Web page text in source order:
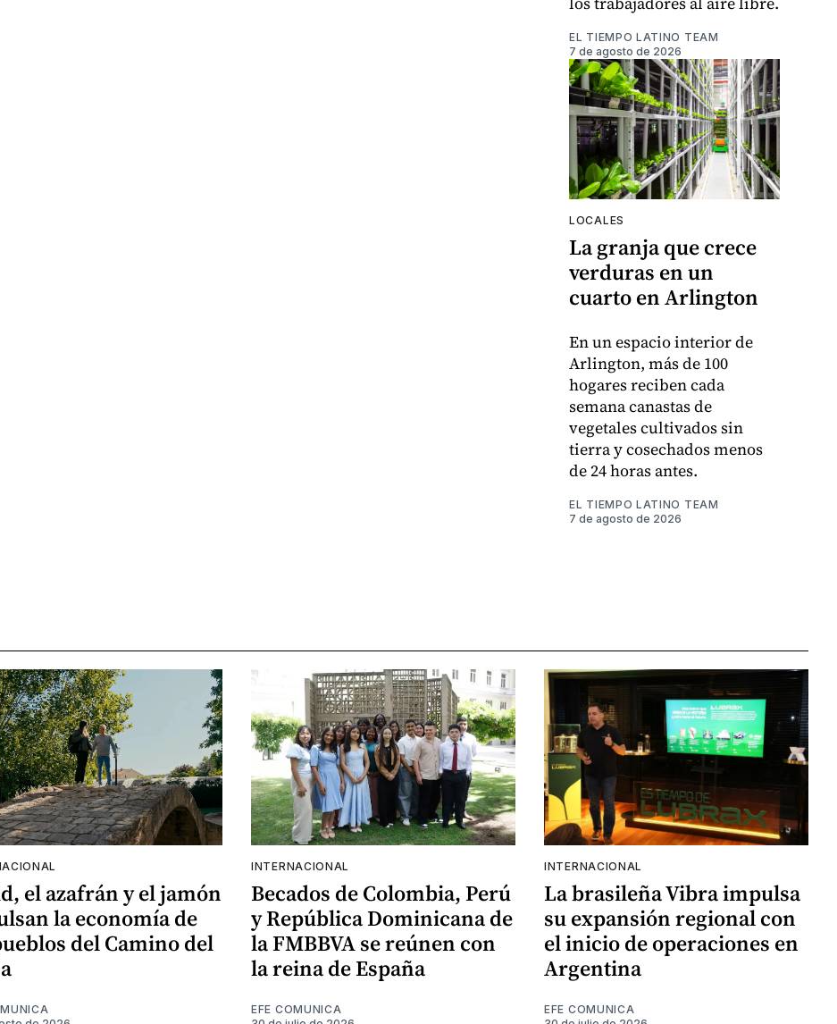
EL TIEMPO LATINO TEAM
7 de agosto de 2026
LOCALES
La granja que crece
verduras en un
cuarto en Arlington
En un espacio interior de
Arlington, más de 100
hogares reciben cada
semana canastas de
vegetales cultivados sin
tierra y cosechados menos
de 24 horas antes.
EL TIEMPO LATINO TEAM
7 de agosto de 2026
el azafrán y el jamón
la economía de
del Camino del
INTERNACIONAL
Becados de Colombia, Perú
y República Dominicana de
la FMBBVA se reúnen con
la reina de España
EFE COMUNICA
INTERNACIONAL
La brasileña Vibra impulsa
su expansión regional con
el inicio de operaciones en
Argentina
EFE COMUNICA